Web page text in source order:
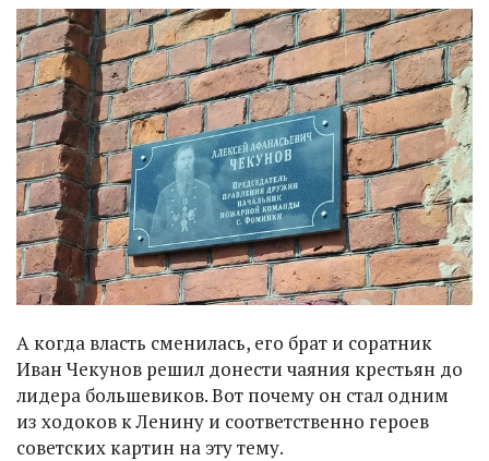
А когда власть сменилась, его брат и соратник
Иван Чекунов решил донести чаяния крестьян до
лидера большевиков. Вот почему он стал одним
из ходоков к Ленину и соответственно героев
советских картин на эту тему.